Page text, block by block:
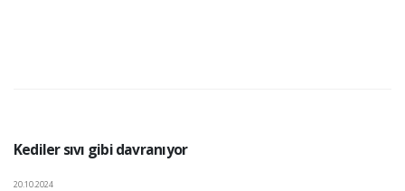
Kediler sıvı gibi davranıyor
20.10.2024